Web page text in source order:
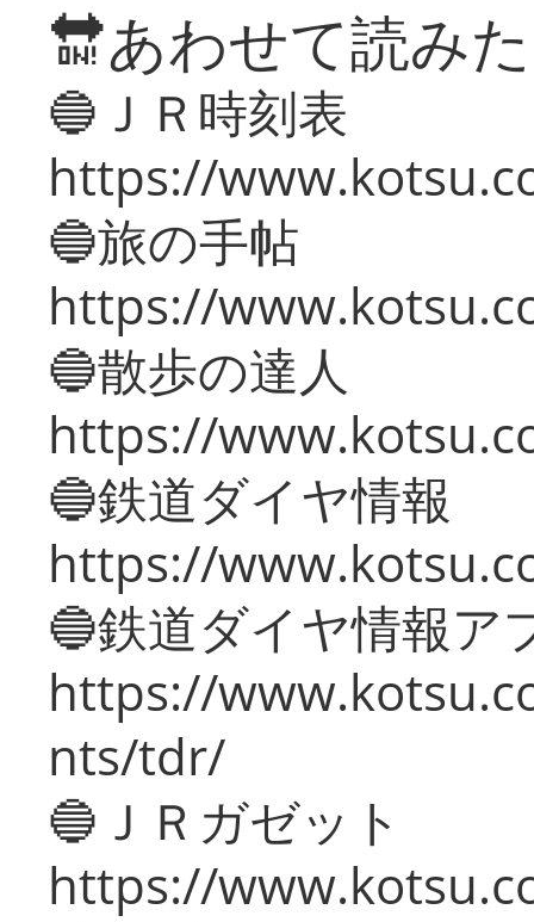
🔛あわせて読み
🔵ＪＲ時刻表
https://
🔵旅の手帖
https://
🔵散歩の達人
https://
🔵鉄道ダイヤ情報
https://
🔵鉄道ダイヤ情報ア
https://
nts/tdr/
🔵ＪＲガゼット
https://